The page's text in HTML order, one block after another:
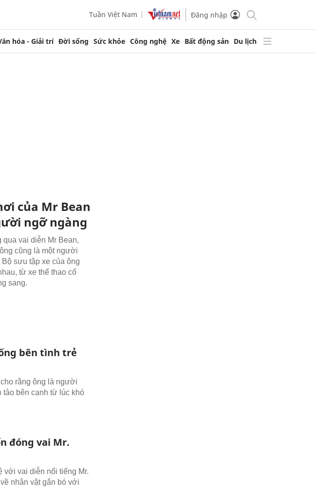
Tuần Việt Nam Đăng nhập
hóa - Giải trí Đời sống Sức khỏe Công nghệ Xe Bất động sản Du lịch
của Mr Bean
ngỡ ngàng
qua vai diễn Mr Bean,
cũng là một người
sưu tập xe của ông
từ xe thể thao cổ
sang.
bên tình trẻ
rằng ông là người
bên cạnh từ lúc khó
đóng vai Mr.
với vai diễn nổi tiếng Mr.
nhân vật gắn bó với